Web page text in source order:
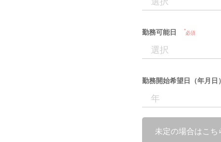
勤務可能日 必須
勤務開始希望日（年月日）
未定の場合はこち